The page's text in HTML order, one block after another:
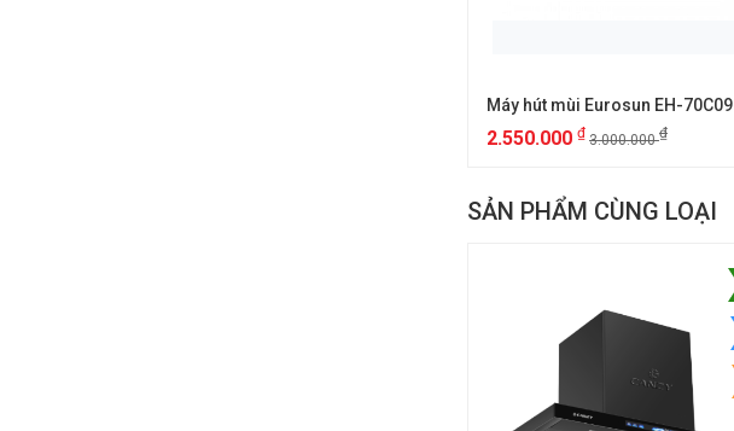
Máy hút mùi Eurosun EH-70C09
2.550.000 ₫ 3.000.000₫
SẢN PHẨM CÙNG LOẠI